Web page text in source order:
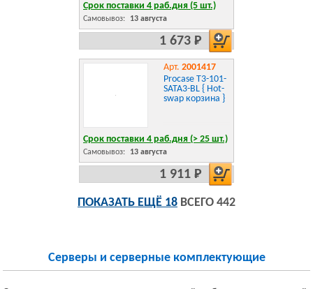
Срок поставки 4 раб.дня (5 шт.)
Самовывоз: 13 августа
1 673 Р
Арт. 2001417
Procase T3-101-
SATA3-BL { Hot-
swap корзина }
Срок поставки 4 раб.дня (> 25 шт.)
Самовывоз: 13 августа
1 911 Р
ПОКАЗАТЬ ЕЩЁ 18 ВСЕГО 442
Серверы и серверные комплектующие